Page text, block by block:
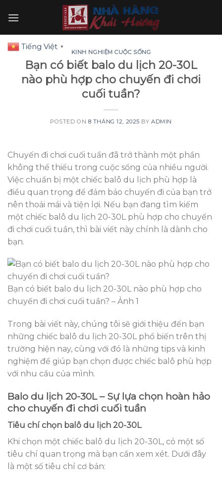
KINH NGHIỆM CUỘC SỐNG
Bạn có biết balo du lịch 20-30L
nào phù hợp cho chuyến đi chơi
cuối tuần?
POSTED ON 8 THÁNG 12, 2025 BY ADMIN
Chuyến đi chơi cuối tuần đã trở thành một phần
không thể thiếu trong cuộc sống của nhiều người.
Việc chuẩn bị một chiếc balô du lịch phù hợp là
điều quan trọng để đảm bảo chuyến đi của bạn trở
nên thoải mái và tiện lợi. Nếu bạn đang tìm kiếm
một chiếc balô du lịch 20-30L phù hợp cho chuyến
đi chơi cuối tuần, thì bài viết này chính là dành cho
bạn.
Bạn có biết balo du lịch 20-30L nào phù hợp cho
chuyến đi chơi cuối tuần? – Ảnh 1
Trong bài viết này, chúng tôi sẽ giới thiệu đến bạn
những chiếc balô du lịch 20-30L phổ biến trên thị
trường hiện nay, cùng với đó là những tips và kinh
nghiệm để giúp bạn chọn được chiếc balô phù hợp
với nhu cầu của mình.
Balo du lịch 20-30L – Sự lựa chọn hoàn hảo
cho chuyến đi chơi cuối tuần
Tiêu chí chọn balô du lịch 20-30L
Khi chọn một chiếc balô du lịch 20-30L, có một số
tiêu chí quan trọng mà bạn cần xem xét. Dưới đây
là một số tiêu chí cơ bản:
Tiếng Việt ▼